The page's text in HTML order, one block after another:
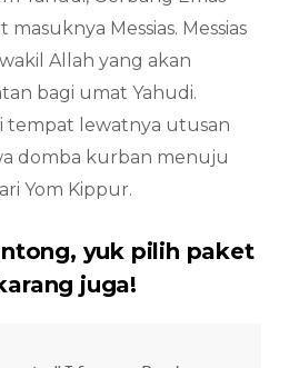
Messias. Messias
Allah yang akan
bagi umat Yahudi.
tempat lewatnya utusan
domba kurban menuju
Yom Kippur.
yuk pilih paket
juga!